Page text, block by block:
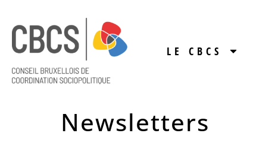
LE CBCS
Newsletters